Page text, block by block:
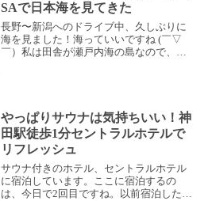
SAで日本海を見てきた
長野〜新潟へのドライブ中、久しぶりに
海を見ました！海っていいですね (￣▽
￣）私は田舎が瀬戸内海の島なので、海
やっぱりサウナは気持ちいい！神
田駅徒歩1分セントラルホテルで
リフレッシュ
サウナ付きのホテル、セントラルホテル
に宿泊しています。ここに宿泊するの
は、今日で2回目ですね。以前宿泊した時